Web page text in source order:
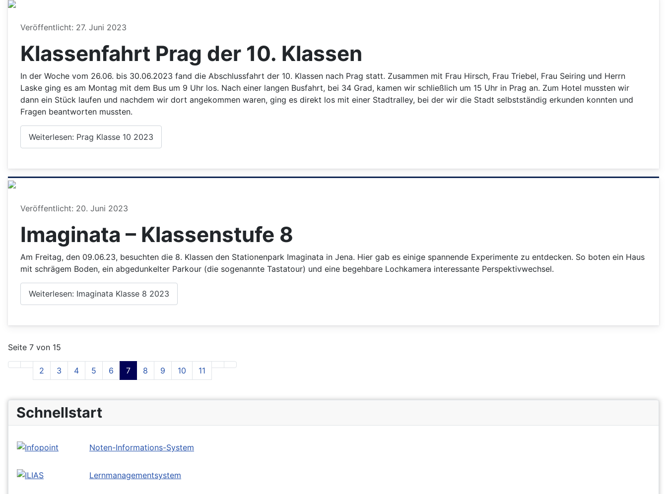
Details
Veröffentlicht: 27. Juni 2023
Klassenfahrt Prag der 10. Klassen
In der Woche vom 26.06. bis 30.06.2023 fand die Abschlussfahrt der 10. Klassen nach Prag statt. Zusammen mit Frau Hirsch, Frau Triebel, Frau Seiring und Herrn
Laske ging es am Montag mit dem Bus um 9 Uhr los. Nach einer langen Busfahrt, bei 34 Grad, kamen wir schließlich um 15 Uhr in Prag an. Zum Hotel mussten wir
dann ein Stück laufen und nachdem wir dort angekommen waren, ging es direkt los mit einer Stadtralley, bei der wir die Stadt selbstständig erkunden konnten und
Fragen beantworten mussten.
Weiterlesen: Prag Klasse 10 2023
Details
Veröffentlicht: 20. Juni 2023
Imaginata – Klassenstufe 8
Am Freitag, den 09.06.23, besuchten die 8. Klassen den Stationenpark Imaginata in Jena. Hier gab es einige spannende Experimente zu entdecken. So boten ein Haus
mit schrägem Boden, ein abgedunkelter Parkour (die sogenannte Tastatour) und eine begehbare Lochkamera interessante Perspektivwechsel.
Weiterlesen: Imaginata Klasse 8 2023
Seite 7 von 15
2 3 4 5 6 7 8 9 10 11
Schnellstart
Noten-Informations-System
Lernmanagementsystem